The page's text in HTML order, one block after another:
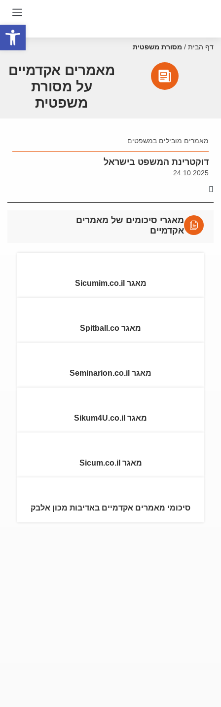
פתח
דף הבית / מסורת משפטית
מאמרים אקדמיים
על מסורת
משפטית
מאמרים מובילים במשפטים
דוקטרינת המשפט בישראל
24.10.2025
מאגרי סיכומים של מאמרים
אקדמיים
מאגר Sicumim.co.il
מאגר Spitball.co
מאגר Seminarion.co.il
מאגר Sikum4U.co.il
מאגר Sicum.co.il
סיכומי מאמרים אקדמיים באדיבות מכון אלבק